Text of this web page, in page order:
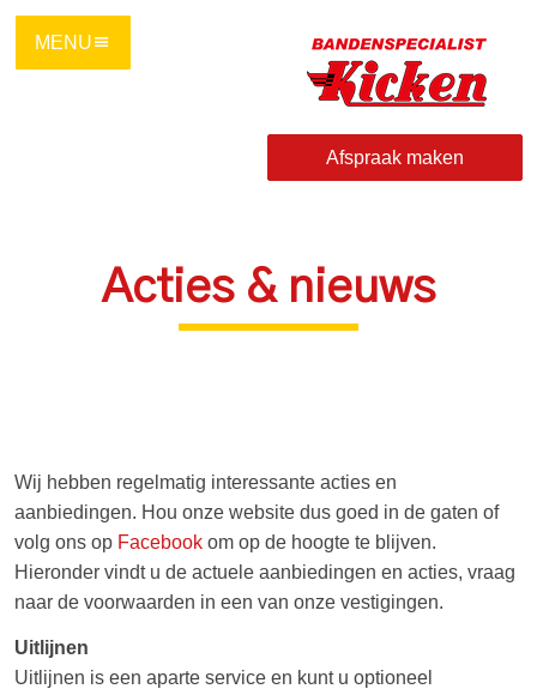
Ga
direct
naar
Afspraak maken
Acties & nieuws
Wij hebben regelmatig interessante acties en
aanbiedingen. Hou onze website dus goed in de gaten of
volg ons op Facebook om op de hoogte te blijven.
Hieronder vindt u de actuele aanbiedingen en acties, vraag
naar de voorwaarden in een van onze vestigingen.
Uitlijnen
Uitlijnen is een aparte service en kunt u optioneel